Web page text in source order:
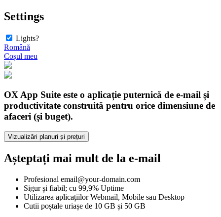
Settings
Lights?
Română
Coșul meu
OX App Suite este o aplicație puternică de e-mail și
productivitate construită pentru orice dimensiune de
afaceri (și buget).
Vizualizări planuri și prețuri
Așteptați mai mult de la e-mail
Profesional email@your-domain.com
Sigur și fiabil; cu 99,9% Uptime
Utilizarea aplicațiilor Webmail, Mobile sau Desktop
Cutii poștale uriașe de 10 GB și 50 GB